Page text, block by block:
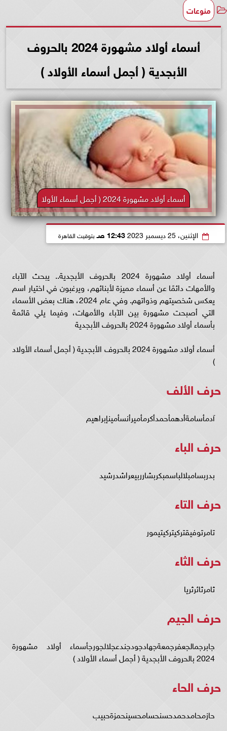
منوعات
أسماء أولاد مشهورة 2024 بالحروف
الأبجدية ( أجمل أسماء الأولاد )
أسماء أولاد مشهورة 2024 ( أجمل أسماء الأولا
الإثنين، 25 ديسمبر 2023 12:43 صـ بتوقيت القاهرة
أسماء أولاد مشهورة 2024 بالحروف الأبجدية.. يبحث الآباء
والأمهات دائمًا عن أسماء مميزة لأبنائهم، ويرغبون في اختيار اسم
يعكس شخصيتهم وذواتهم. وفي عام 2024، هناك بعض الأسماء
التي أصبحت مشهورة بين الآباء والأمهات، وفيما يلي قائمة
بأسماء أولاد مشهورة 2024 بالحروف الأبجدية
أسماء أولاد مشهورة 2024 بالحروف الأبجدية ( أجمل أسماء الأولاد
)
حرف الألف
آدمأسامةأدهمأحمدأكرمأميرأنسأمينإبراهيم
حرف الباء
بدربسامبلالباسمبكربشارربيعراشدرشيد
حرف التاء
تامرتوفيقتركيتركيتيمور
حرف الثاء
ثامرثائرثريا
حرف الجيم
جابرجمالجعفرجمعةجهادجودجندعجلالجورجأسماء أولاد مشهورة
2024 بالحروف الأبجدية ( أجمل أسماء الأولاد )
حرف الحاء
حازمحامدحمدحسنحسامحسينحمزةحبيب